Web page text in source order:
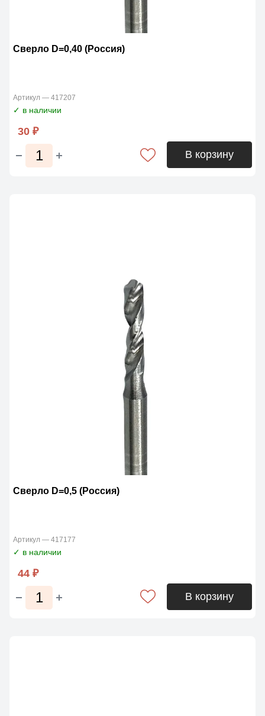
Сверло D=0,40 (Россия)
Артикул — 417207
✓ в наличии
30 ₽
В корзину
Сверло D=0,5 (Россия)
Артикул — 417177
✓ в наличии
44 ₽
В корзину